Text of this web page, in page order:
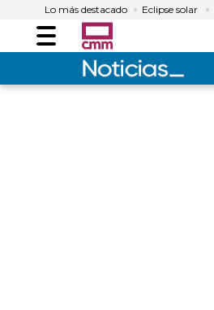
Lo más destacado Eclipse solar
Menú